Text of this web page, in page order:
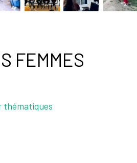
FEMMES
thématiques